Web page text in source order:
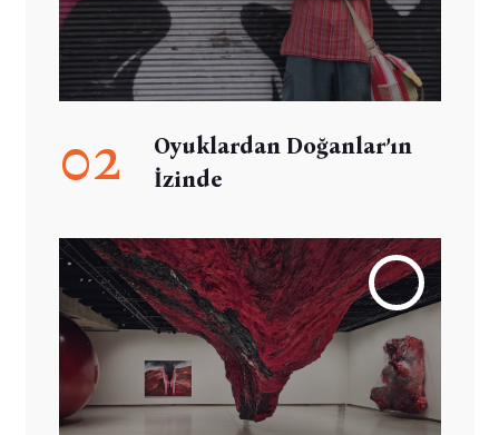
02
Oyuklardan Doğanlar’ın
İzinde